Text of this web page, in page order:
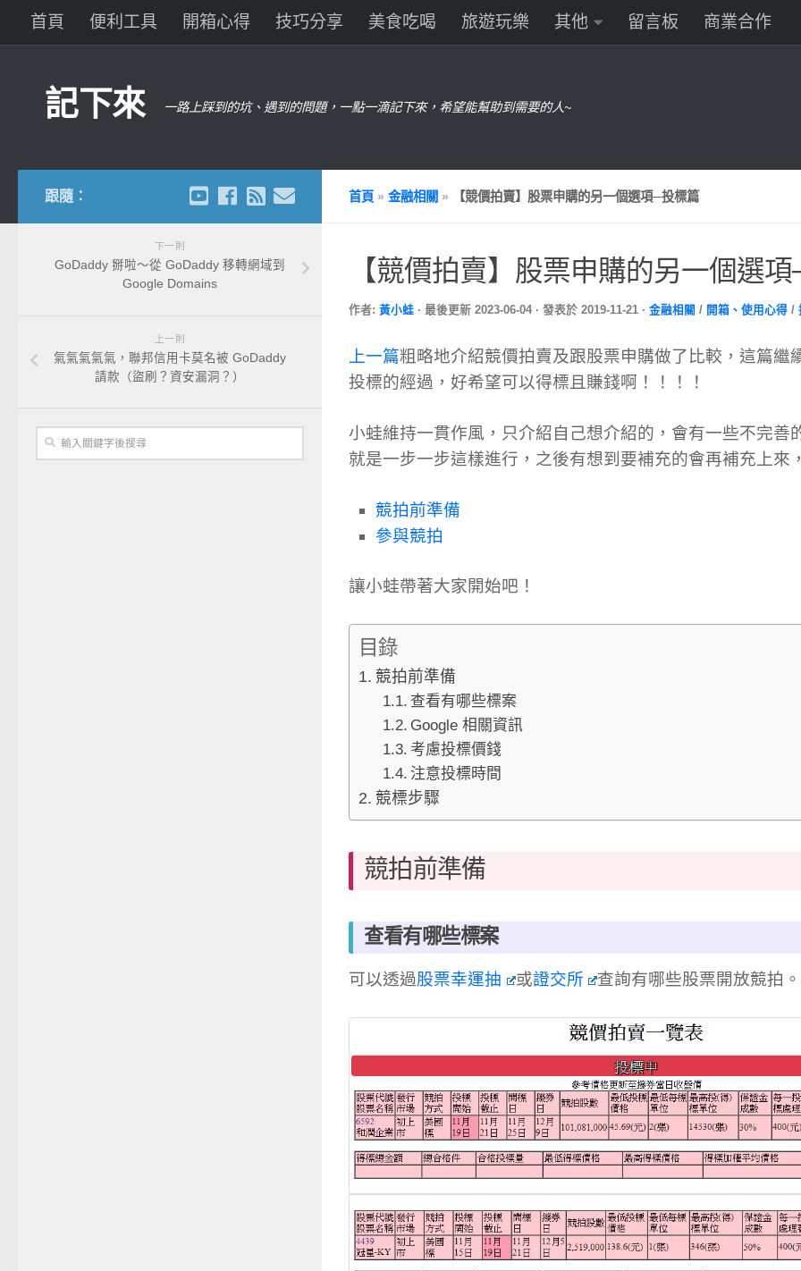
首頁 便利工具 開箱心得 技巧分享 美食吃喝 旅遊玩樂 其他 留言板 商業合作
記下來 一路上踩到的坑、遇到的問題，一點一滴記下來，希望能幫助到需要的人~
首頁 » 金融相關 » 【競價拍賣】股票申購的另一個選項─投標篇
【競價拍賣】股票申購的另一個選
作者: 黃小蛙 · 最後更新 2023-06-04 · 發表於 2019-11-21 · 金融相關 / 開箱、使用心得 /
上一篇粗略地介紹競價拍賣及跟股票申購做了比較，這篇繼
投標的經過，好希望可以得標且賺錢啊！！！！
小蛙維持一貫作風，只介紹自己想介紹的，會有一些不完善
就是一步一步這樣進行，之後有想到要補充的會再補充上來
競拍前準備
參與競拍
讓小蛙帶著大家開始吧！
目錄
競拍前準備
查看有哪些標案
Google 相關資訊
考慮投標價錢
注意投標時間
競標步驟
競拍前準備
查看有哪些標案
可以透過股票幸運抽 或證交所 查詢有哪些股票開放競拍。
跟隨：
下一則
GoDaddy 掰啦～從 GoDaddy 移轉網域到
Google Domains
上一則
氣氣氣氣氣，聯邦信用卡莫名被 GoDaddy
請款（盜刷？資安漏洞？）